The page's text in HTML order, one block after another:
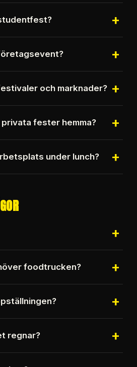
om i Sverige.
+
+
över hela Sverige.
och marknader? +
och publika event.
fester hemma? +
under lunch?
+
+
drivs med gasol.
foodtrucken? +
+
regnar? +